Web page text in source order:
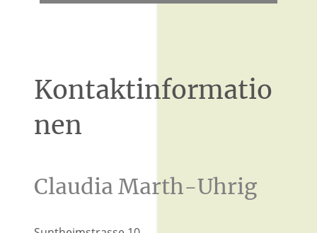
Kontaktinformatio
nen
Claudia Marth-Uhrig